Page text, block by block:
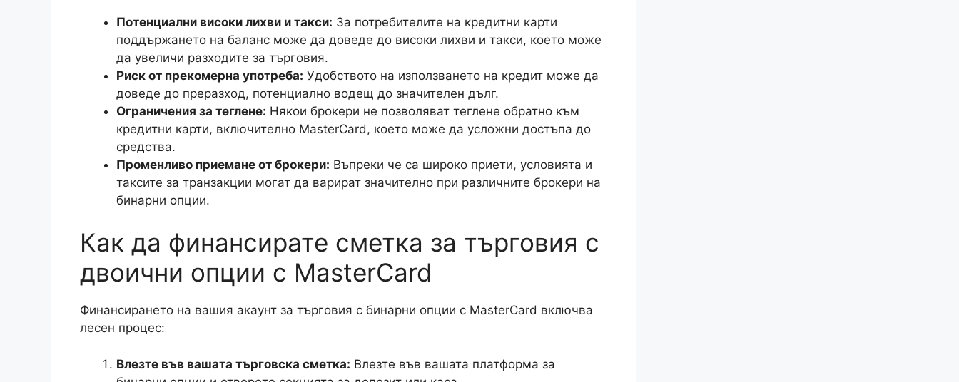
Потенциални високи лихви и такси: За потребителите на кредитни карти
поддържането на баланс може да доведе до високи лихви и такси, което може
да увеличи разходите за търговия.
Риск от прекомерна употреба: Удобството на използването на кредит може да
доведе до преразход, потенциално водещ до значителен дълг.
Ограничения за теглене: Някои брокери не позволяват теглене обратно към
кредитни карти, включително MasterCard, което може да усложни достъпа до
средства.
Променливо приемане от брокери: Въпреки че са широко приети, условията и
таксите за транзакции могат да варират значително при различните брокери на
бинарни опции.
Как да финансирате сметка за търговия с
двоични опции с MasterCard
Финансирането на вашия акаунт за търговия с бинарни опции с MasterCard включва
лесен процес:
Влезте във вашата търговска сметка: Влезте във вашата платформа за